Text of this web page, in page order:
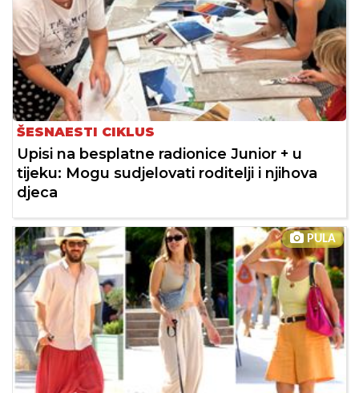
ŠESNAESTI CIKLUS
Upisi na besplatne radionice Junior + u
tijeku: Mogu sudjelovati roditelji i njihova
djeca
PULA